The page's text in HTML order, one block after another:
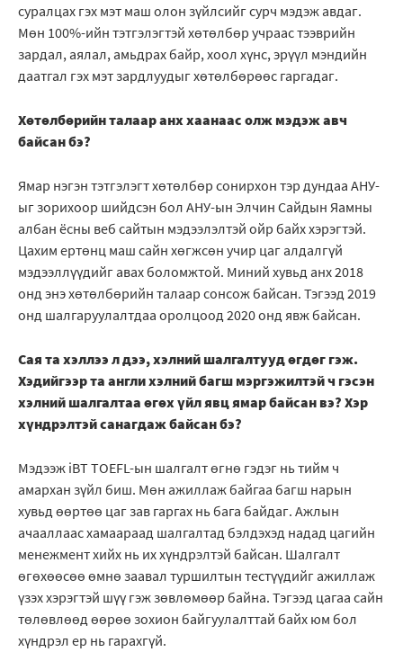
суралцах гэх мэт маш олон зүйлсийг сурч мэдэж авдаг.
Мөн 100%-ийн тэтгэлэгтэй хөтөлбөр учраас тээврийн
зардал, аялал, амьдрах байр, хоол хүнс, эрүүл мэндийн
даатгал гэх мэт зардлуудыг хөтөлбөрөөс гаргадаг.
Хөтөлбөрийн талаар анх хаанаас олж мэдэж авч
байсан бэ?
Ямар нэгэн тэтгэлэгт хөтөлбөр сонирхон тэр дундаа АНУ-
ыг зорихоор шийдсэн бол АНУ-ын Элчин Сайдын Яамны
албан ёсны веб сайтын мэдээлэлтэй ойр байх хэрэгтэй.
Цахим ертөнц маш сайн хөгжсөн учир цаг алдалгүй
мэдээллүүдийг авах боломжтой. Миний хувьд анх 2018
онд энэ хөтөлбөрийн талаар сонсож байсан. Тэгээд 2019
онд шалгаруулалтдаа оролцоод 2020 онд явж байсан.
Сая та хэллээ л дээ, хэлний шалгалтууд өгдөг гэж.
Хэдийгээр та англи хэлний багш мэргэжилтэй ч гэсэн
хэлний шалгалтаа өгөх үйл явц ямар байсан вэ? Хэр
хүндрэлтэй санагдаж байсан бэ?
Мэдээж iBT TOEFL-ын шалгалт өгнө гэдэг нь тийм ч
амархан зүйл биш. Мөн ажиллаж байгаа багш нарын
хувьд өөртөө цаг зав гаргах нь бага байдаг. Ажлын
ачааллаас хамаараад шалгалтад бэлдэхэд надад цагийн
менежмент хийх нь их хүндрэлтэй байсан. Шалгалт
өгөхөөсөө өмнө заавал туршилтын тестүүдийг ажиллаж
үзэх хэрэгтэй шүү гэж зөвлөмөөр байна. Тэгээд цагаа сайн
төлөвлөөд өөрөө зохион байгуулалттай байх юм бол
хүндрэл ер нь гарахгүй.